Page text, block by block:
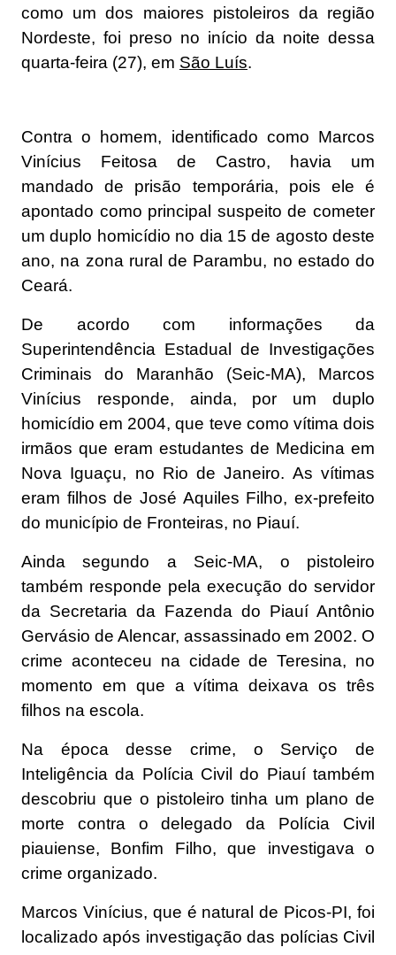
como um dos maiores pistoleiros da região
Nordeste, foi preso no início da noite dessa
quarta-feira (27), em São Luís.
Contra o homem, identificado como Marcos
Vinícius Feitosa de Castro, havia um
mandado de prisão temporária, pois ele é
apontado como principal suspeito de cometer
um duplo homicídio no dia 15 de agosto deste
ano, na zona rural de Parambu, no estado do
Ceará.
De acordo com informações da
Superintendência Estadual de Investigações
Criminais do Maranhão (Seic-MA), Marcos
Vinícius responde, ainda, por um duplo
homicídio em 2004, que teve como vítima dois
irmãos que eram estudantes de Medicina em
Nova Iguaçu, no Rio de Janeiro. As vítimas
eram filhos de José Aquiles Filho, ex-prefeito
do município de Fronteiras, no Piauí.
Ainda segundo a Seic-MA, o pistoleiro
também responde pela execução do servidor
da Secretaria da Fazenda do Piauí Antônio
Gervásio de Alencar, assassinado em 2002. O
crime aconteceu na cidade de Teresina, no
momento em que a vítima deixava os três
filhos na escola.
Na época desse crime, o Serviço de
Inteligência da Polícia Civil do Piauí também
descobriu que o pistoleiro tinha um plano de
morte contra o delegado da Polícia Civil
piauiense, Bonfim Filho, que investigava o
crime organizado.
Marcos Vinícius, que é natural de Picos-PI, foi
localizado após investigação das polícias Civil